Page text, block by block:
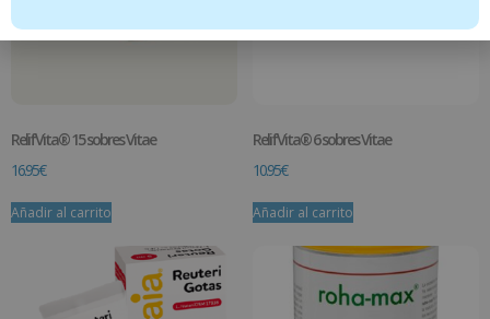
RelifVita® 15 sobres Vitae
16.95€
Añadir al carrito
RelifVita® 6 sobres Vitae
10.95€
Añadir al carrito